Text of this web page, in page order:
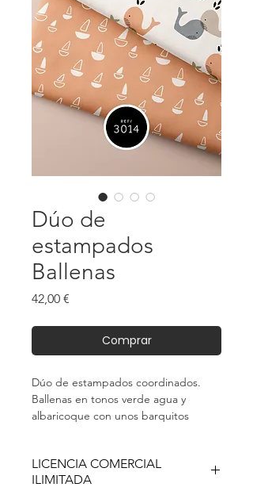
Dúo de
estampados
Ballenas
42,00 €
Comprar
Dúo de estampados coordinados.
Ballenas en tonos verde agua y
albaricoque con unos barquitos
LICENCIA COMERCIAL
ILIMITADA